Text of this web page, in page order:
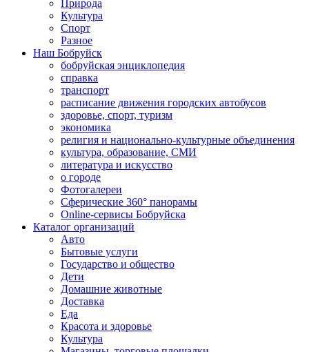
Природа
Культура
Спорт
Разное
Наш Бобруйск
бобруйская энциклопедия
справка
транспорт
расписание движения городских автобусов
здоровье, спорт, туризм
экономика
религия и национально-культурные объединения
культура, образование, СМИ
литература и искусство
о городе
Фотогалереи
Сферические 360° панорамы
Online-сервисы Бобруйска
Каталог организаций
Авто
Бытовые услуги
Государство и общество
Дети
Домашние животные
Доставка
Еда
Красота и здоровье
Культура